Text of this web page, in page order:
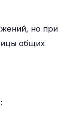
но при
общих